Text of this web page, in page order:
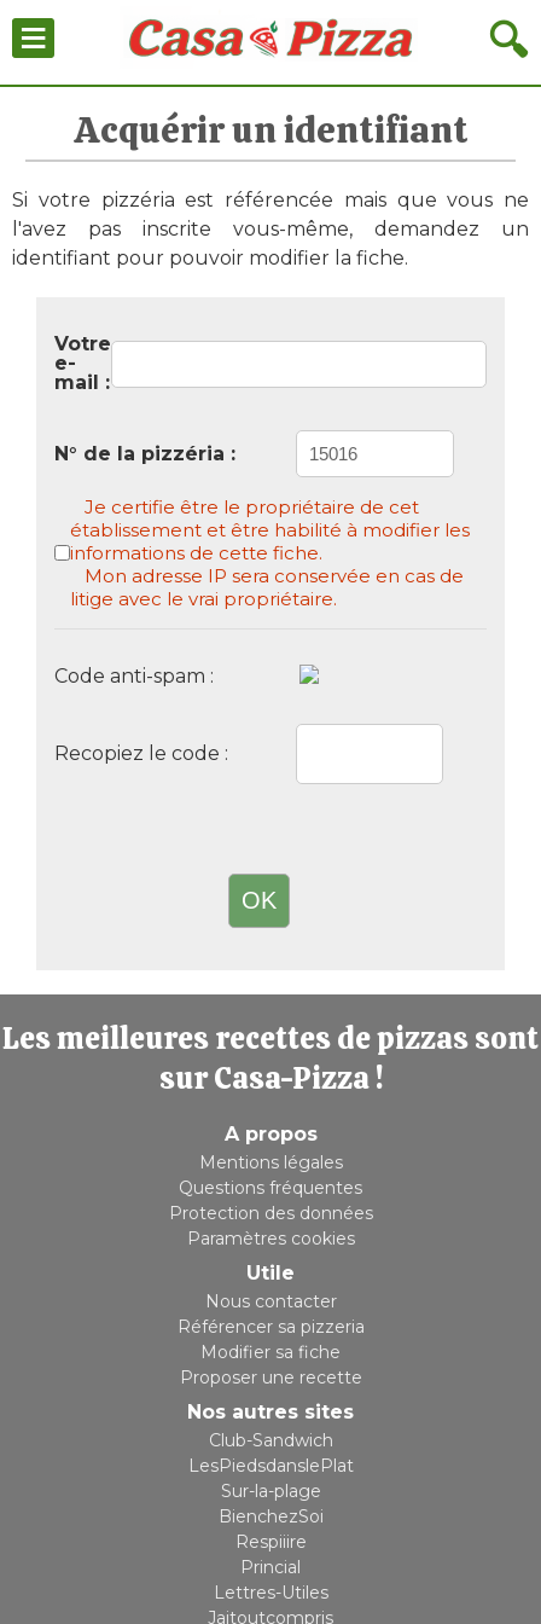
🔍
≡
Acquérir un identifiant
Si votre pizzéria est référencée mais que vous ne
l'avez pas inscrite vous-même, demandez un
identifiant pour pouvoir modifier la fiche.
Votre
e-
mail :
N° de la pizzéria :
Je certifie être le propriétaire de cet
établissement et être habilité à modifier les
informations de cette fiche.
Mon adresse IP sera conservée en cas de
litige avec le vrai propriétaire.
Code anti-spam :
Recopiez le code :
Les meilleures recettes de pizzas sont
sur Casa-Pizza !
A propos
Mentions légales
Questions fréquentes
Protection des données
Paramètres cookies
Utile
Nous contacter
Référencer sa pizzeria
Modifier sa fiche
Proposer une recette
Nos autres sites
Club-Sandwich
LesPiedsdanslePlat
Sur-la-plage
BienchezSoi
Respiiire
Princial
Lettres-Utiles
Jaitoutcompris